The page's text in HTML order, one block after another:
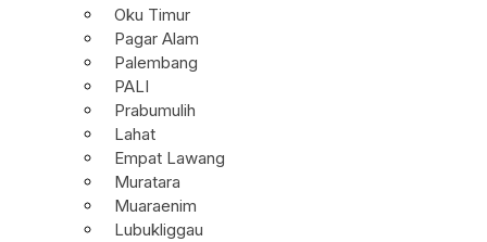
Oku Timur
Pagar Alam
Palembang
PALI
Prabumulih
Lahat
Empat Lawang
Muratara
Muaraenim
Lubukliggau